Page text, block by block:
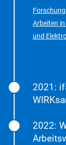
Arbeiten
und
2021:
2022: